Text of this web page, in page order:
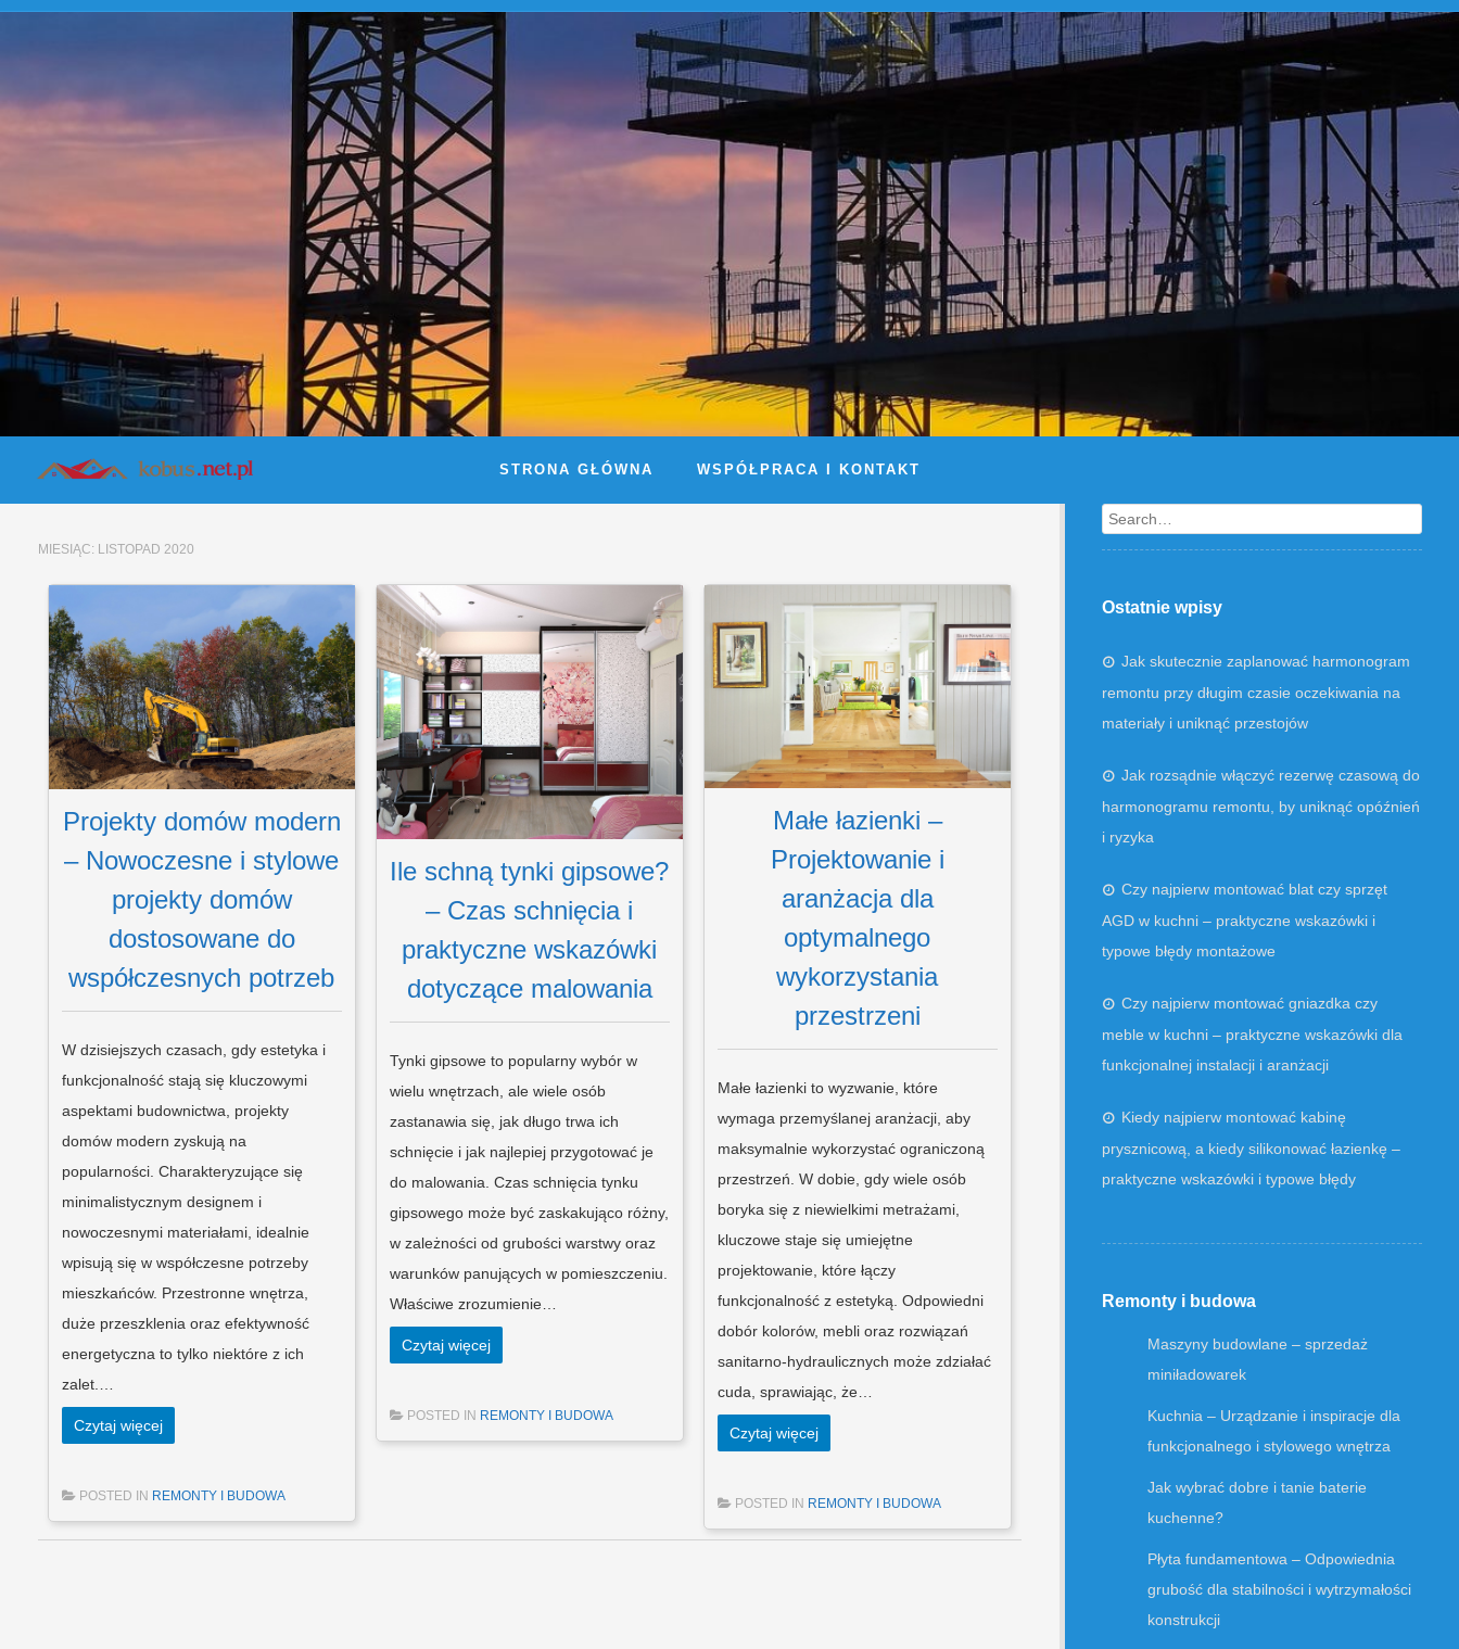
STRONA GŁÓWNA WSPÓŁPRACA I KONTAKT
MIESIĄC: LISTOPAD 2020
Projekty domów modern
– Nowoczesne i stylowe
projekty domów
dostosowane do
współczesnych potrzeb
W dzisiejszych czasach, gdy estetyka i
funkcjonalność stają się kluczowymi
aspektami budownictwa, projekty
domów modern zyskują na
popularności. Charakteryzujące się
minimalistycznym designem i
nowoczesnymi materiałami, idealnie
wpisują się w współczesne potrzeby
mieszkańców. Przestronne wnętrza,
duże przeszklenia oraz efektywność
energetyczna to tylko niektóre z ich
zalet.…
Czytaj więcej
POSTED IN REMONTY I BUDOWA
Ile schną tynki gipsowe?
– Czas schnięcia i
praktyczne wskazówki
dotyczące malowania
Tynki gipsowe to popularny wybór w
wielu wnętrzach, ale wiele osób
zastanawia się, jak długo trwa ich
schnięcie i jak najlepiej przygotować je
do malowania. Czas schnięcia tynku
gipsowego może być zaskakująco różny,
w zależności od grubości warstwy oraz
warunków panujących w pomieszczeniu.
Właściwe zrozumienie…
Czytaj więcej
POSTED IN REMONTY I BUDOWA
Małe łazienki –
Projektowanie i
aranżacja dla
optymalnego
wykorzystania
przestrzeni
Małe łazienki to wyzwanie, które
wymaga przemyślanej aranżacji, aby
maksymalnie wykorzystać ograniczoną
przestrzeń. W dobie, gdy wiele osób
boryka się z niewielkimi metrażami,
kluczowe staje się umiejętne
projektowanie, które łączy
funkcjonalność z estetyką. Odpowiedni
dobór kolorów, mebli oraz rozwiązań
sanitarno-hydraulicznych może zdziałać
cuda, sprawiając, że…
Czytaj więcej
POSTED IN REMONTY I BUDOWA
Search
Ostatnie wpisy
Jak skutecznie zaplanować harmonogram
remontu przy długim czasie oczekiwania na
materiały i uniknąć przestojów
Jak rozsądnie włączyć rezerwę czasową do
harmonogramu remontu, by uniknąć opóźnień
i ryzyka
Czy najpierw montować blat czy sprzęt
AGD w kuchni – praktyczne wskazówki i
typowe błędy montażowe
Czy najpierw montować gniazdka czy
meble w kuchni – praktyczne wskazówki dla
funkcjonalnej instalacji i aranżacji
Kiedy najpierw montować kabinę
prysznicową, a kiedy silikonować łazienkę –
praktyczne wskazówki i typowe błędy
Remonty i budowa
Maszyny budowlane – sprzedaż
miniładowarek
Kuchnia – Urządzanie i inspiracje dla
funkcjonalnego i stylowego wnętrza
Jak wybrać dobre i tanie baterie
kuchenne?
Płyta fundamentowa – Odpowiednia
grubość dla stabilności i wytrzymałości
konstrukcji